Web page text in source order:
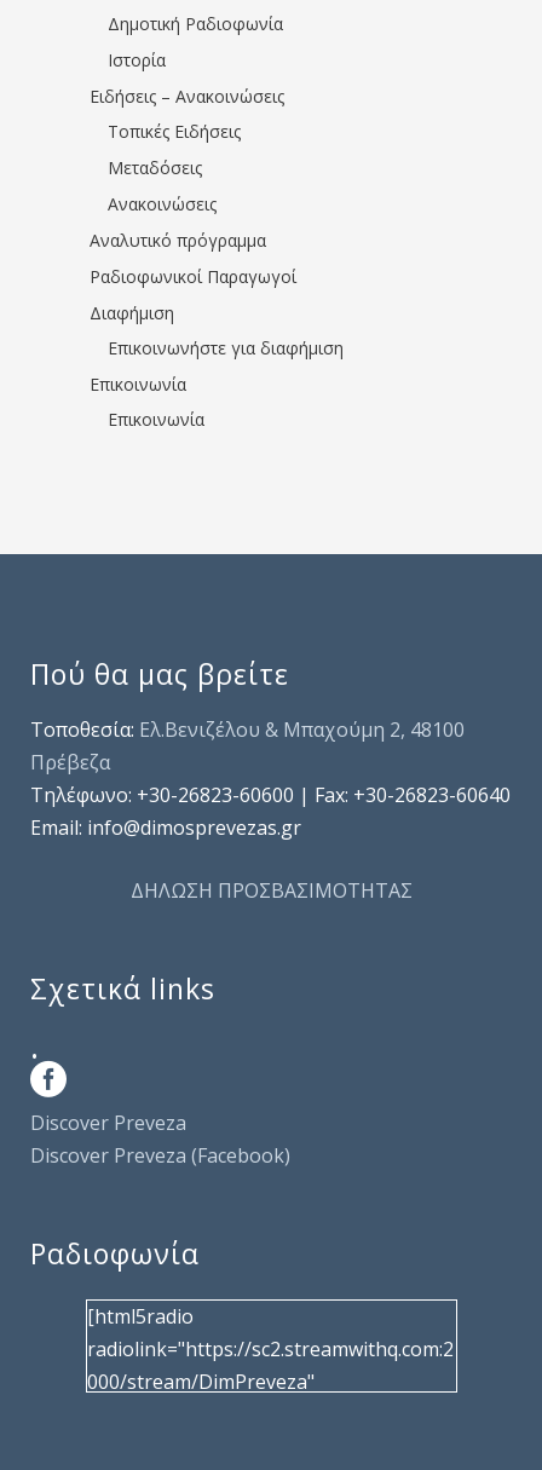
Δημοτική Ραδιοφωνία
Ιστορία
Ειδήσεις – Ανακοινώσεις
Τοπικές Ειδήσεις
Μεταδόσεις
Ανακοινώσεις
Αναλυτικό πρόγραμμα
Ραδιοφωνικοί Παραγωγοί
Διαφήμιση
Επικοινωνήστε για διαφήμιση
Επικοινωνία
Επικοινωνία
Πού θα μας βρείτε
Τοποθεσία: Ελ.Βενιζέλου & Μπαχούμη 2, 48100
Πρέβεζα
Τηλέφωνo: +30-26823-60600 | Fax: +30-26823-60640
Email: info@dimosprevezas.gr
ΔΗΛΩΣΗ ΠΡΟΣΒΑΣΙΜΟΤΗΤΑΣ
Σχετικά links
.
Discover Preveza
Discover Preveza (Facebook)
Ραδιοφωνία
[html5radio
radiolink="https://sc2.streamwithq.com:2
000/stream/DimPreveza"